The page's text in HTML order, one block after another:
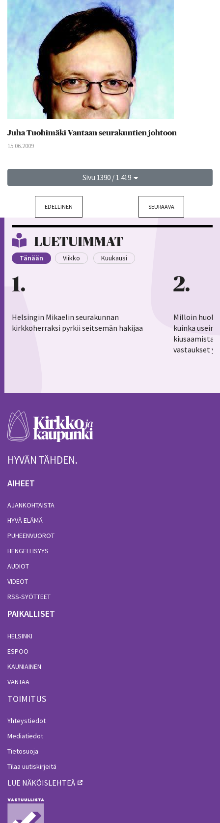
Juha Tuohimäki Vantaan seurakuntien johtoon
15.06.2009
Sivu 1390 / 1 419
EDELLINEN SEURAAVA
LUETUIMMAT
Tänään Viikko Kuukausi
1
Helsingin Mikaelin seurakunnan
kirkkoherraksi pyrkii seitsemän hakijaa
2
Milloin
kuinka usein
vastaukset
HYVÄN TÄHDEN.
AIHEET
AJANKOHTAISTA
HYVÄ ELÄMÄ
PUHEENVUOROT
HENGELLISYYS
AUDIOT
VIDEOT
RSS-SYÖTTEET
PAIKALLISET
HELSINKI
ESPOO
KAUNIAINEN
VANTAA
TOIMITUS
Yhteystiedot
Mediatiedot
Tietosuoja
Tilaa uutiskirjeitä
LUE NÄKÖISLEHTEÄ